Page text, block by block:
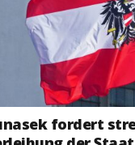
fordert